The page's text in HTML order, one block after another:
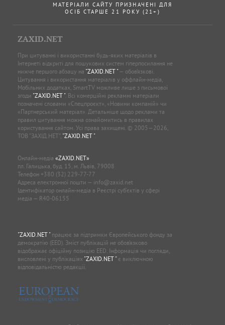
МАТЕРІАЛИ САЙТУ ПРИЗНАЧЕНІ ДЛЯ
ОСІБ СТАРШЕ 21 РОКУ (21+)
ZAXID.NET
При цитуванні і використанні будь-яких матеріалів в
Інтернеті відкриті для пошукових систем гіперпосилання не
нижче першого абзацу на "ZAXID.NET "— обов’язкові.
Цитування і використання матеріалів у оффлайн-медіа,
Мобільних додатках, SmartTV можливе лише з письмової
згоди "ZAXID.NET ". Всі комерційні рекламні матеріали
позначені словами «Спецпроєкт», «Новини компаній» чи
«Партнерський матеріал». Детальніше щодо реклами та
правил цитування можна ознайомитись в правилах
користування сайтом. Усі права захищені. © 2005—2026,
ТОВ “ЗАХІД.НЕТ”, "ZAXID.NET ".
Онлайн-медіа «ZAXID.NET»
пл. Галицька, буд. 15, м. Львів, 79008
Телефон +380 (32) 229-77-77
Адреса електронної пошти — info@zaxid.net
Ідентифікатор онлайн-медіа в Реєстрі суб'єктів у сфері
медіа — R40-06155
"ZAXID.NET "працює за підтримки Європейського фонду за
демократію (EED). Зміст публікацій не обов’язково
відображає офіційну позицію EED. Інформація чи погляди,
висловлені у публікаціях "ZAXID.NET "є виключною
відповідальністю редакції.